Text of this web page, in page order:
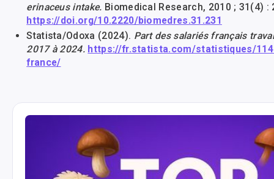
erinaceus intake. Biomedical Research, 2010 ; 31(4) :
https://doi.org/10.2220/biomedres.31.231
Statista/Odoxa (2024). Part des salariés français
2017 à 2024. https://fr.statista.com/statistiques/
france/